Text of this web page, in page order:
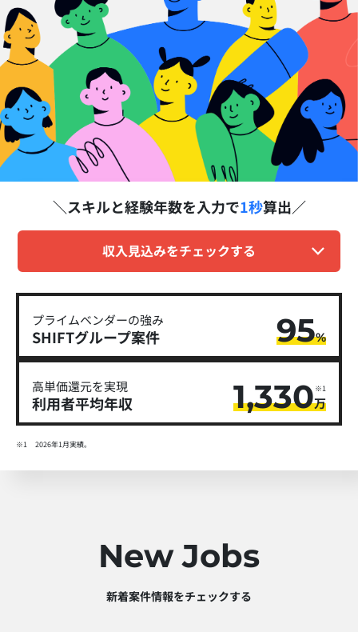
スキルと経験年数を入力で1秒算出
収入見込みをチェックする
プライムベンダーの強み
SHIFTグループ​案件 95%
高単価還元を実現
利用者平均年収 1,330万
※1
※1 2026年1月実績。
New Jobs
新着案件情報をチェックする​